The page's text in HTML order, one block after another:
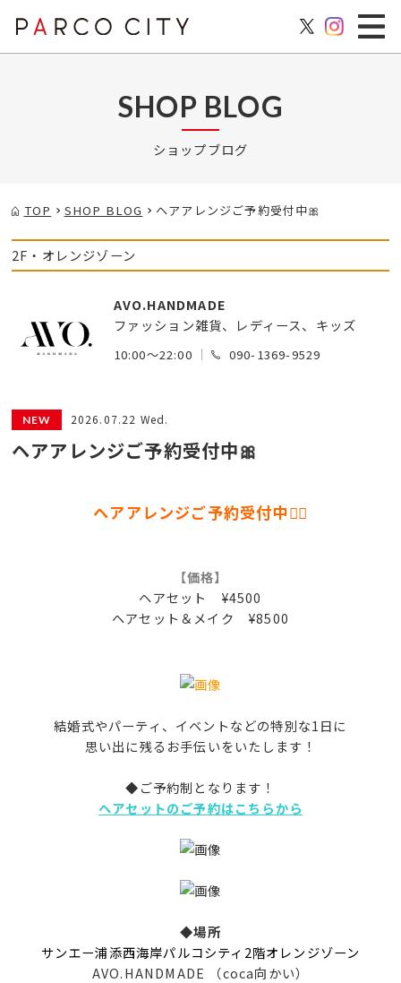
SHOP BLOG
ショップブログ
TOP SHOP BLOG ヘアアレンジご予約受付中🎀
2F・オレンジゾーン
AVO.HANDMADE
ファッション雑貨、レディース、キッズ
10:00～22:00 090-1369-9529
2026.07.22 Wed.
ヘアアレンジご予約受付中🎀
ヘアアレンジご予約受付中❁⃘
【価格】
ヘアセット ¥4500
ヘアセット＆メイク ¥8500
結婚式やパーティ、イベントなどの特別な1日に
思い出に残るお手伝いをいたします！
◆ご予約制となります！
ヘアセットのご予約はこちらから
◆場所
サンエー浦添西海岸パルコシティ2階オレンジゾーン
AVO.HANDMADE （coca向かい）